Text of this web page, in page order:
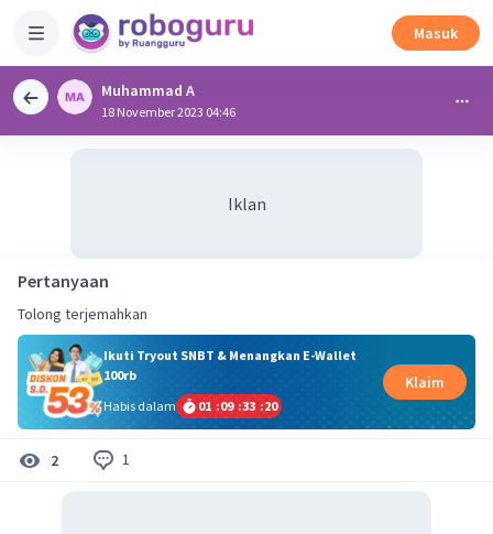
Masuk
Muhammad A
18 November 2023 04:46
Iklan
Pertanyaan
Tolong terjemahkan
Ikuti Tryout SNBT & Menangkan E-Wallet
100rb
Habis dalam
01 :09 :33 :19
Klaim
2 1